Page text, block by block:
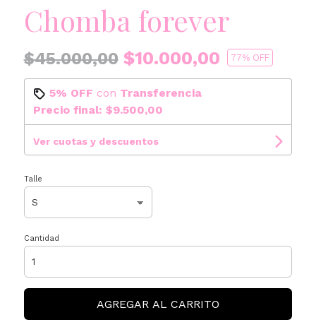
Chomba forever
$45.000,00$10.000,00 77% OFF
5% OFF con Transferencia
Precio final: $9.500,00
Ver cuotas y descuentos
Talle
Cantidad
AGREGAR AL CARRITO